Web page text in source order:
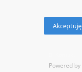
Powered by